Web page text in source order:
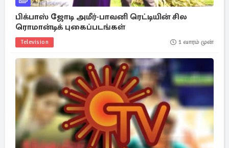
பிக்பாஸ் ஜோடி அமீர்-பாவனி ரெட்டியின் சில
ரொமான்டிக் புகைப்படங்கள்
Television 1 வாரம் முன்